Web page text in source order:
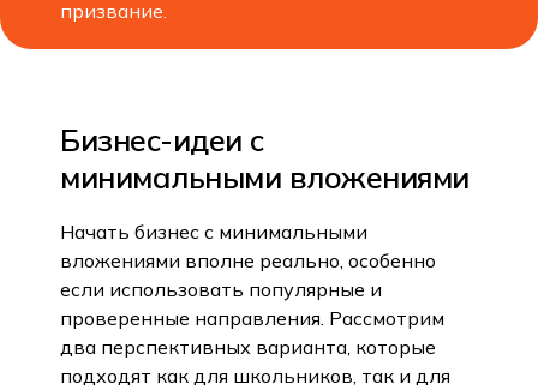
призвание.
Бизнес-идеи с
минимальными вложениями
Начать бизнес с минимальными
вложениями вполне реально, особенно
если использовать популярные и
проверенные направления. Рассмотрим
два перспективных варианта, которые
подходят как для школьников, так и для